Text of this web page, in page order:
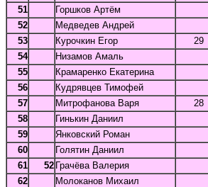
51
Горшков Артём
52
Медведев Андрей
53
Курочкин Егор 29
54
Низамов Амаль
55
Крамаренко Екатерина
56
Кудрявцев Тимофей
57
Митрофанова Варя 28
58
Гинькин Даниил
59
Янковский Роман
60
Голятин Даниил
61
52 Грачёва Валерия
62
Молоканов Михаил